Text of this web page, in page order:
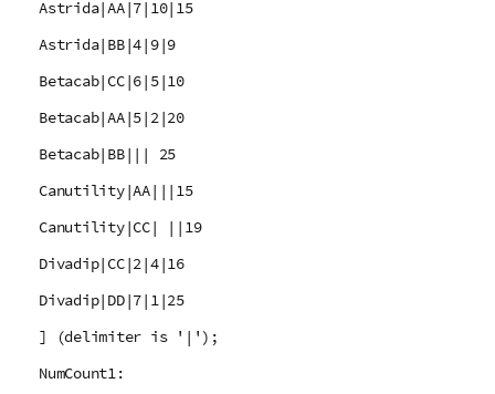
Astrida|AA|7|10|15
Astrida|BB|4|9|9
Betacab|CC|6|5|10
Betacab|AA|5|2|20
Betacab|BB||| 25
Canutility|AA|||15
Canutility|CC| ||19
Divadip|CC|2|4|16
Divadip|DD|7|1|25
] (delimiter is '|');
NumCount1: